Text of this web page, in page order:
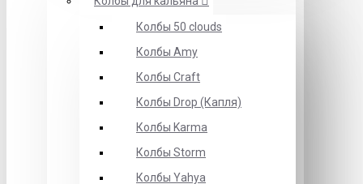
Колбы 50 clouds
Колбы Amy
Колбы Craft
Колбы Drop (Капля)
Колбы Karma
Колбы Storm
Колбы Yahya